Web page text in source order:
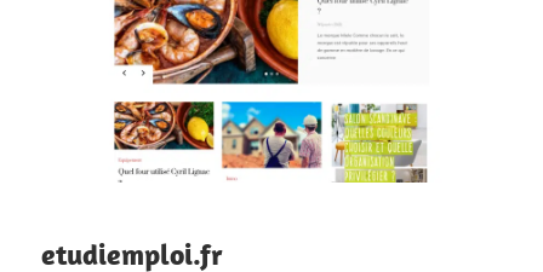
etudiemploi.fr